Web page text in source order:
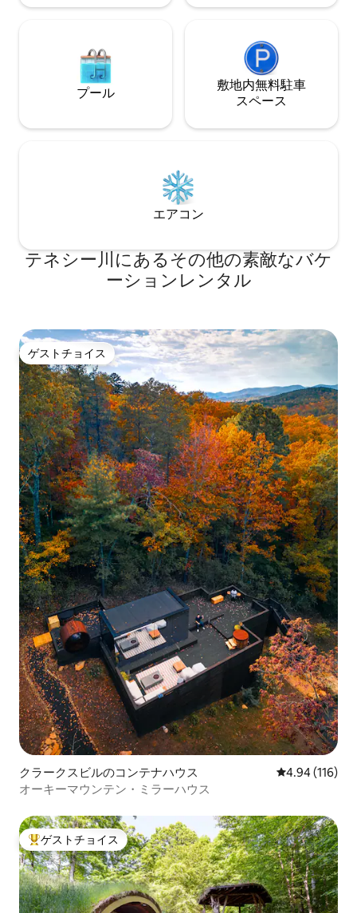
プール
敷地内無料駐⁠車
ス⁠ペ⁠ー⁠ス
エアコン
テネシー川にあるその他の素敵なバケ
ーションレンタル
ゲストチョイス
ゲストチョイス
クラークスビルのコンテナハウス レビュー116
4.94 (116)
オーキーマウンテン・ミラーハウス
大好評のゲストチョイスです。
ゲストチョイス